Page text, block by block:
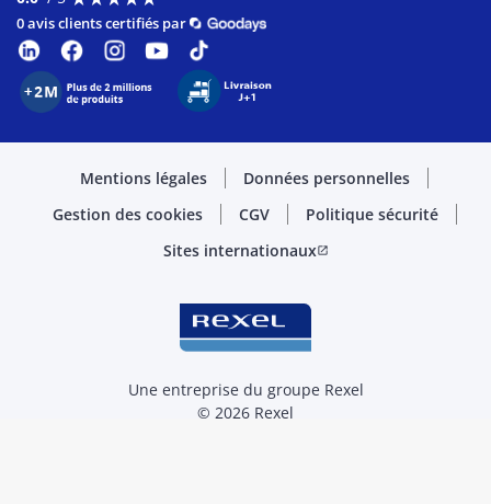
0 avis clients certifiés par
Mentions légales
Données personnelles
Gestion des cookies
CGV
Politique sécurité
Sites internationauxopen_in_new
Une entreprise du groupe Rexel
© 2026 Rexel